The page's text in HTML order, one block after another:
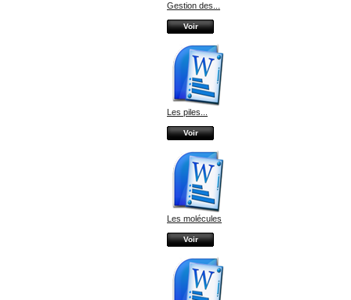
Gestion des...
Voir
Les piles...
Voir
Les molécules
Voir